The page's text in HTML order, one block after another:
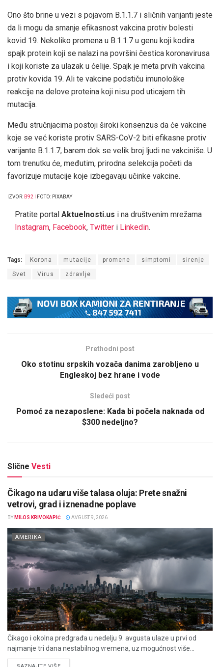
Ono što brine u vezi s pojavom B.1.1.7 i sličnih varijanti jeste
da li mogu da smanje efikasnost vakcina protiv bolesti
kovid 19. Nekoliko promena u B.1.1.7 u genu koji kodira
spajk protein koji se nalazi na površini čestica koronavirusa
i koji koriste za ulazak u ćelije. Spajk je meta prvih vakcina
protiv kovida 19. Ali te vakcine podstiču imunološke
reakcije na delove proteina koji nisu pod uticajem tih
mutacija.
Među stručnjacima postoji široki konsenzus da će vakcine
koje se već koriste protiv SARS-CoV-2 biti efikasne protiv
varijante B.1.1.7, barem dok se velik broj ljudi ne vakciniše. U
tom trenutku će, međutim, prirodna selekcija početi da
favorizuje mutacije koje izbegavaju učinke vakcine.
IZVOR: B92 FOTO: PIXABAY
Pratite portal Aktuelnosti.us i na društvenim mrežama
Instagram, Facebook, Twitter i Linkedin.
Tags: Korona mutacije promene simptomi sirenje
Svet Virus zdravlje
Prethodni post
Oko stotinu srpskih vozača danima zarobljeno u
Engleskoj bez hrane i vode
Sledeći post
Pomoć za nezaposlene: Kada bi počela naknada od
$300 nedeljno?
Slične Vesti
Čikago na udaru više talasa oluja: Prete snažni
vetrovi, grad i iznenadne poplave
BY MILOS KRIVOKAPIĆ AVGUST 9, 2026
AMERIKA
Čikago i okolna predgrađa u nedelju 9. avgusta ulaze u prvi od
najmanje tri dana nestabilnog vremena, uz mogućnost više...